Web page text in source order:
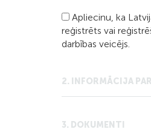
Apliecinu, ka
reģistrēts vai
darbības veicējs.
2. INFORMĀCIJA
3. DOKUMENTI